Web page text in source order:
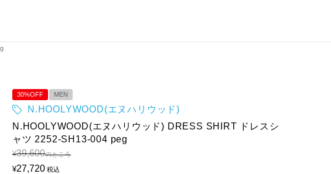
30%OFF MEN
N.HOOLYWOOD(エヌハリウッド)
N.HOOLYWOOD(エヌハリウッド) DRESS SHIRT ドレスシ
ャツ 2252-SH13-004 peg
¥39,600のところ
¥27,720 税込